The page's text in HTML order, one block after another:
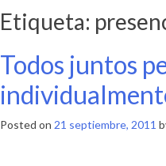
Etiqueta:
Todos juntos
Posted on 21 septiembre, 2011